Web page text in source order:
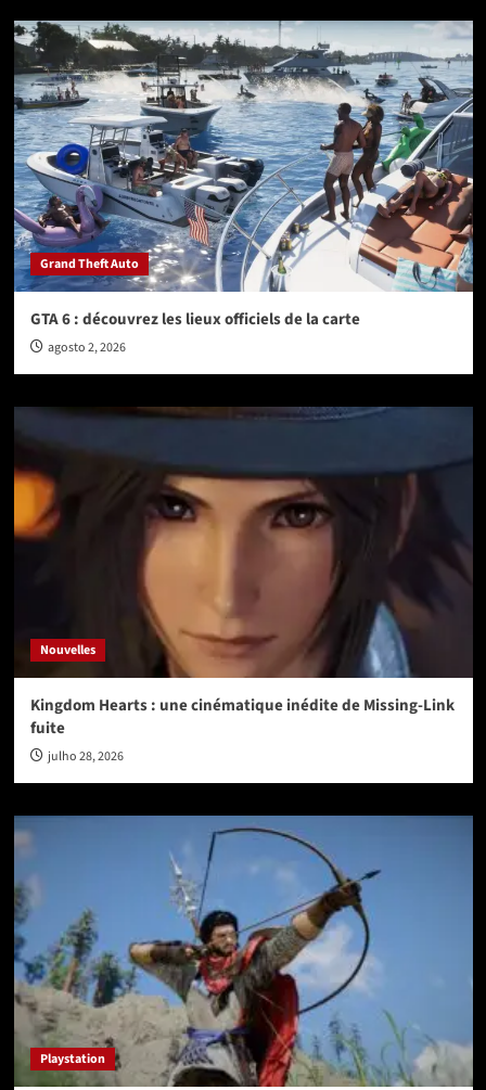
Grand Theft Auto
GTA 6 : découvrez les lieux officiels de la carte
agosto 2, 2026
Nouvelles
Kingdom Hearts : une cinématique inédite de Missing-Link
fuite
julho 28, 2026
Playstation